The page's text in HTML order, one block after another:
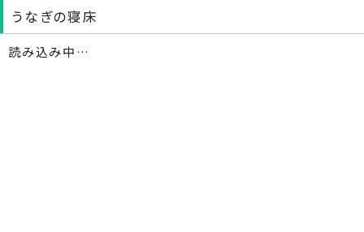
うなぎの寝床
読み込み中…